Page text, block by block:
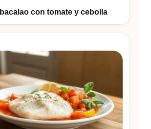
con tomate y cebolla